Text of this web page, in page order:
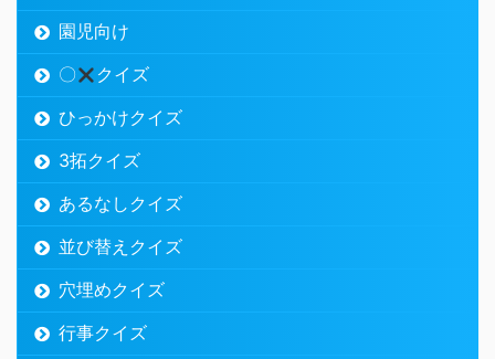
園児向け
〇
クイズ
ひっかけクイズ
3拓クイズ
あるなしクイズ
並び替えクイズ
穴埋めクイズ
行事クイズ